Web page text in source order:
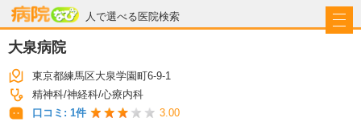
人で選べる医院検索
病院なび
大泉病院
東京都練馬区大泉学園町6-9-1
精神科 神経科 心療内科
口コミ: 1件 3.00